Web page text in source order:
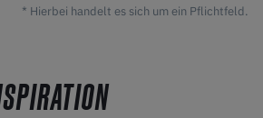
* Hierbei handelt es sich um ein Pflichtfeld.